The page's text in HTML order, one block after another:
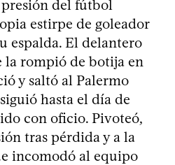
del fútbol
estirpe de goleador
espalda. El delantero
la rompió de botija en
y saltó al Palermo
hasta el día de
con oficio. Pivoteó,
tras pérdida y a la
incomodó al equipo